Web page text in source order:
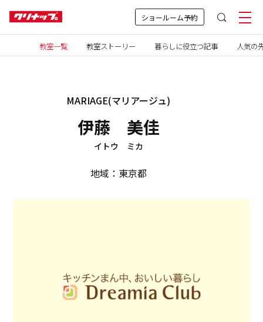
ショールーム予約
教室一覧 教室ストーリー 暮らしに役立つ記事 人気の
MARIAGE(マリアージュ)
伊藤 美佳
イトウ ミカ
地域：東京都